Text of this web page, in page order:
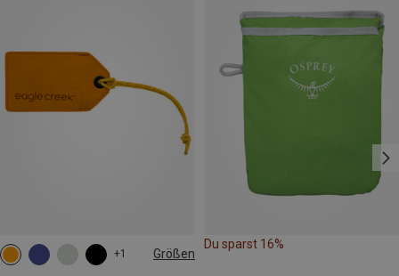
+1 Größen
ONE SIZE
Du sparst 16%